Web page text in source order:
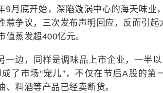
9月底开始，深陷漩涡中心的海天味业
惹争议，三次发布声明回应，反而引
值蒸发超400亿元。
一边，同样是调味品上市企业，一半
了市场“宠儿”，不仅在节后A股的
、料酒等产品已经卖断货。